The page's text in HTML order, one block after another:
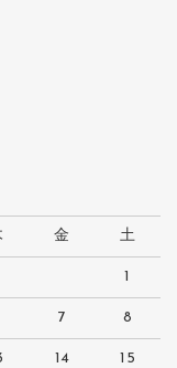
金 土
1
7 8
14 15